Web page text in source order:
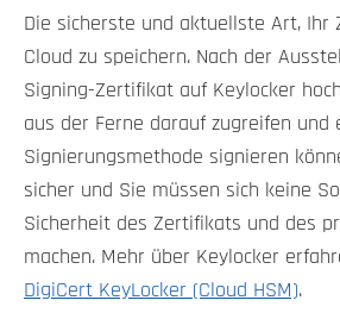
Die sicherste und aktuellste Art, Ihr
Cloud zu speichern. Nach der
Signing-Zertifikat auf Keylocker
aus der Ferne darauf zugreifen und
Signierungsmethode signieren
sicher und Sie müssen sich keine
Sicherheit des Zertifikats und des
machen. Mehr über Keylocker
DigiCert KeyLocker (Cloud HSM).